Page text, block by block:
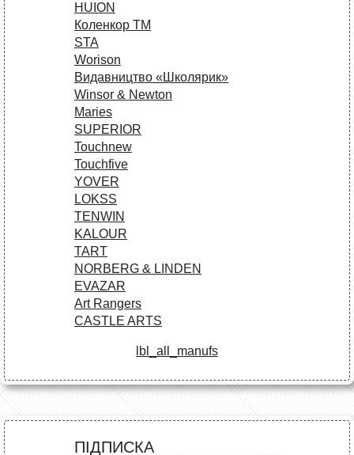
HUION
Коленкор ТМ
STA
Worison
Видавництво «Школярик»
Winsor & Newton
Maries
SUPERIOR
Touchnew
Touchfive
YOVER
LOKSS
TENWIN
KALOUR
TART
NORBERG & LINDEN
EVAZAR
Art Rangers
CASTLE ARTS
lbl_all_manufs
ПІДПИСКА